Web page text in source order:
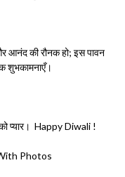
आनंद की रौनक हो; इस पावन
शुभकामनाएँ।
प्यार। Happy Diwali !